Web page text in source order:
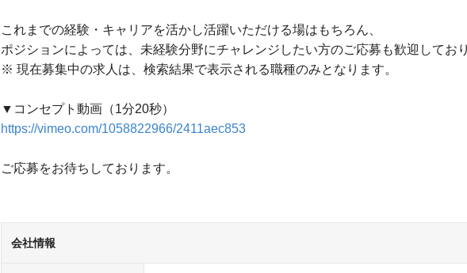
これまでの経験・キャリアを活かし活躍いただける場はもちろん、
ポジションによっては、未経験分野にチャレンジしたい方のご応募も歓迎しており
※ 現在募集中の求人は、検索結果で表示される職種のみとなります。
▼コンセプト動画（1分20秒）
https://vimeo.com/1058822966/2411aec853
ご応募をお待ちしております。
会社情報